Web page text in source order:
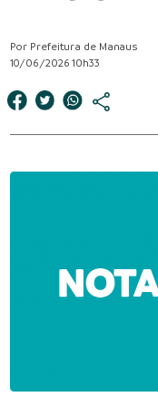
Por Prefeitura de Manaus
10/06/2026 10h33